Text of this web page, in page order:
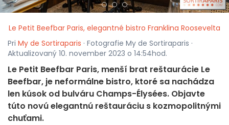
Le Petit Beefbar Paris, elegantné bistro Franklina Roosevelta
Pri My de Sortiraparis · Fotografie My de Sortiraparis ·
Aktualizovaný 10. november 2023 o 14:54hod.
Le Petit Beefbar Paris, menší brat reštaurácie Le
Beefbar, je neformálne bistro, ktoré sa nachádza
len kúsok od bulváru Champs-Élysées. Objavte
túto novú elegantnú reštauráciu s kozmopolitnými
chuťami.